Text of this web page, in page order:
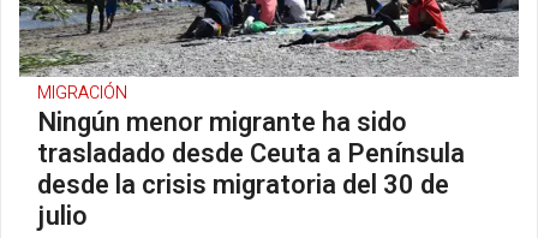
MIGRACIÓN
Ningún menor migrante ha sido
trasladado desde Ceuta a Península
desde la crisis migratoria del 30 de
julio